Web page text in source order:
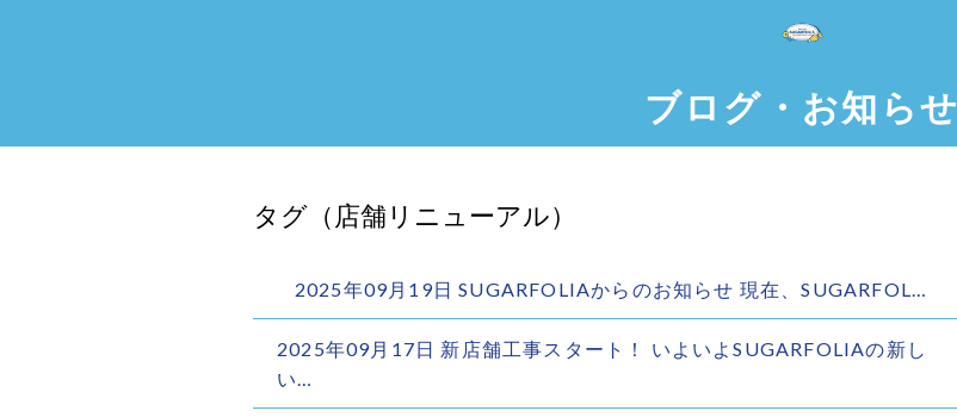
ブログ・お知らせ
タグ（店舗リニューアル）
2025年09月19日 SUGARFOLIAからのお知らせ 現在、SUGARFOL…
2025年09月17日 新店舗工事スタート！ いよいよSUGARFOLIAの新し
い…